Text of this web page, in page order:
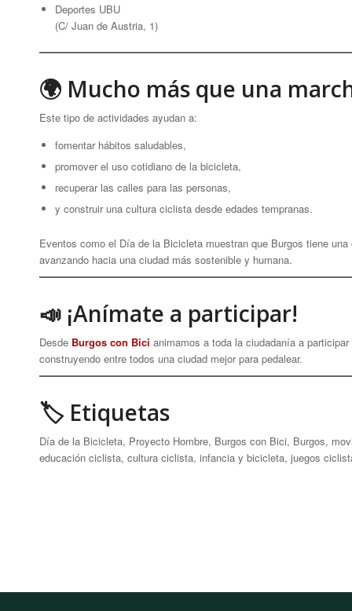
Deportes UBU
(C/ Juan de Austria, 1)
🌍 Mucho más que una
Este tipo de actividades ayudan a:
fomentar hábitos saludables,
promover el uso cotidiano de la bicicleta,
recuperar las calles para las personas,
y construir una cultura ciclista desde edades tempranas.
Eventos como el Día de la Bicicleta muestran que Burgos tiene
avanzando hacia una ciudad más sostenible y humana.
📣 ¡Anímate a participar!
Desde Burgos con Bici animamos a toda la ciudadanía a
construyendo entre todos una ciudad mejor para pedalear.
🏷 Etiquetas
Día de la Bicicleta, Proyecto Hombre, Burgos con Bici, Burgos,
educación ciclista, cultura ciclista, infancia y bicicleta, juegos